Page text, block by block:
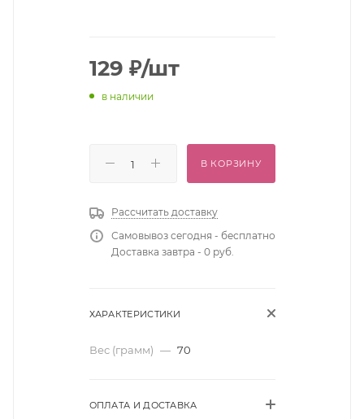
129 ₽/шт
в наличии
В КОРЗИНУ
Рассчитать доставку
Самовывоз сегодня - бесплатно
Доставка завтра - 0 руб.
ХАРАКТЕРИСТИКИ
Вес (грамм) — 70
ОПЛАТА И ДОСТАВКА